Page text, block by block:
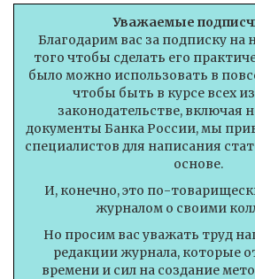
Уважаемые
Благодарим вас за подписку на
того чтобы сделать его
было можно использовать в
чтобы быть в курсе всех
законодательстве, включая
документы Банка России, мы
специалистов для написания
основе.
И, конечно, это по-
журналом о своими
Но просим вас уважать труд
редакции журнала, которые
времени и сил на создание